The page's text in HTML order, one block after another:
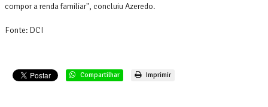
compor a renda familiar", concluiu Azeredo.
Fonte: DCI
Compartilhar Imprimir